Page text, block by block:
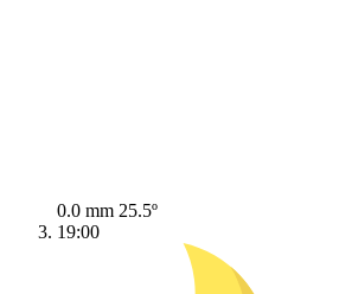
0.0 mm 25.5º
19:00